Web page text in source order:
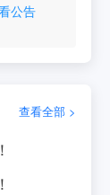
公告
查看全部 >